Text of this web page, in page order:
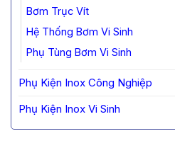
Bơm Trục Vít
Hệ Thống Bơm Vi Sinh
Phụ Tùng Bơm Vi Sinh
Phụ Kiện Inox Công Nghiệp
Phụ Kiện Inox Vi Sinh